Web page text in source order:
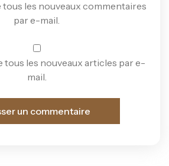
les nouveaux commentaires
par e-mail.
tous les nouveaux articles par e-
mail.